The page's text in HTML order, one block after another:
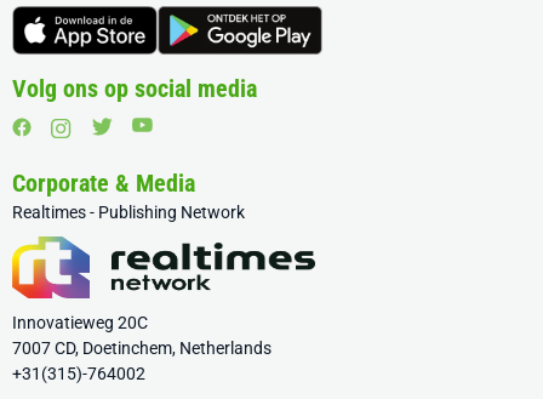
Volg ons op social media
Corporate & Media
Realtimes - Publishing Network
Innovatieweg 20C
7007 CD, Doetinchem, Netherlands
+31(315)-764002